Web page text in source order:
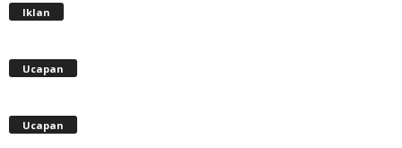
Iklan
Ucapan
Ucapan